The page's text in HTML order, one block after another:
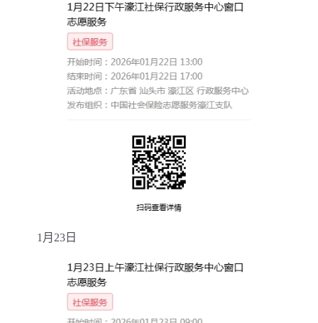
1 月 23 日